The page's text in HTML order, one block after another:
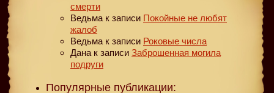
смерти
Ведьма к записи Покойные не любят
жалоб
Ведьма к записи Роковые числа
Дана к записи Заброшенная могила
подруги
Популярные публикации: